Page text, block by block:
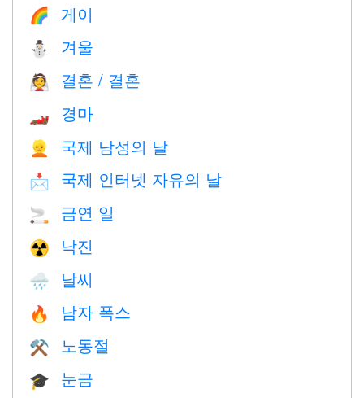
🌈 게이
⛄ 겨울
👰 결혼 / 결혼
🏎 경마
👱 국제 남성의 날
📩 국제 인터넷 자유의 날
🚬 금연 일
☢️ 낙진
🌧 날씨
🔥 남자 폭스
⚒️ 노동절
🎓 눈금